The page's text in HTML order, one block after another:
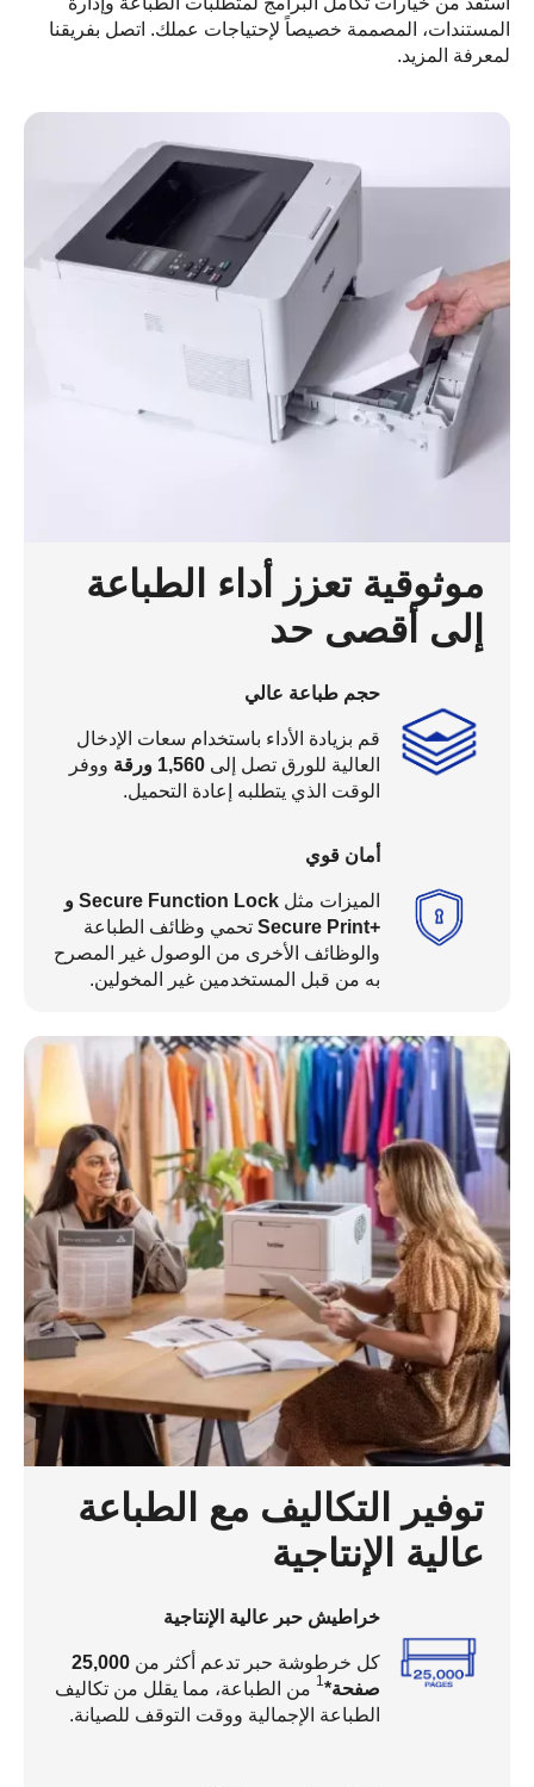
المصممة خصيصاً لإحتياجات عملك. اتصل بفريقنا
المزيد.
موثوقية تعزز أداء الطباعة
إلى أقصى حد
حجم طباعة عالي
قم بزيادة الأداء باستخدام سعات الإدخال
العالية للورق تصل إلى 1,560 ورقةووفر
الوقت الذي يتطلبه إعادة التحميل.
أمان قوي
الميزات مثل
Secure Function Lock و
تحمي وظائف الطباعة
والوظائف الأخرى من الوصول غير المصرح
به من قبل المستخدمين غير المخولين.
توفير التكاليف مع الطباعة
عالية الإنتاجية
خراطيش حبر عالية الإنتاجية
كل خرطوشة حبر تدعم أكثر من 25,000
صفحة* من الطباعة، مما يقلل من تكاليف
الطباعة الإجمالية ووقت التوقف للصيانة.